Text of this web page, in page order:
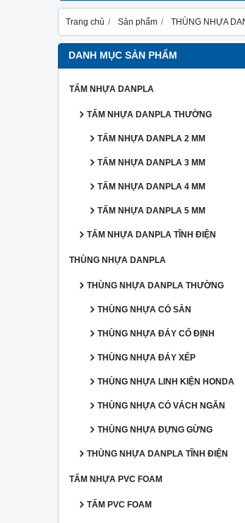
Trang chủ Sản phẩm THÙNG NHỰA
DANH MỤC SẢN PHẨM
TẤM NHỰA DANPLA
TẤM NHỰA DANPLA THƯỜNG
TẤM NHỰA DANPLA 2 MM
TẤM NHỰA DANPLA 3 MM
TẤM NHỰA DANPLA 4 MM
TẤM NHỰA DANPLA 5 MM
TẤM NHỰA DANPLA TĨNH ĐIỆN
THÙNG NHỰA DANPLA
THÙNG NHỰA DANPLA THƯỜNG
THÙNG NHỰA CÓ SẴN
THÙNG NHỰA ĐÁY CỐ ĐỊNH
THÙNG NHỰA ĐÁY XẾP
THÙNG NHỰA LINH KIỆN HONDA
THÙNG NHỰA CÓ VÁCH NGĂN
THÙNG NHỰA ĐỰNG GỪNG
THÙNG NHỰA DANPLA TĨNH ĐIỆN
TẤM NHỰA PVC FOAM
TẤM PVC FOAM